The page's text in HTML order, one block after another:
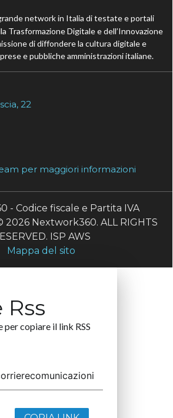
network in Italia di testate e portali
Trasformazione Digitale e dell’Innovazione
di diffondere la cultura digitale e
e pubbliche amministrazioni italiane.
22
per maggiori informazioni
- Codice fiscale e Partita IVA
2026 Nextwork360. ALL RIGHTS
ISP AWS
Mappa del sito
Rss
per copiare il link RSS